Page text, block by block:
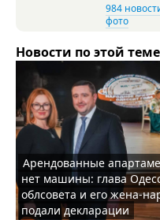
984
фото
Новости по этой
Арендованные
нет машины: глава
облсовета и его жена-
подали декларации